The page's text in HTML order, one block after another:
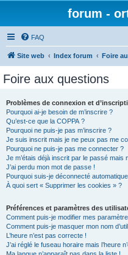
forum -
FAQ
Site web Index forum Foire
Foire aux questions
Problèmes de connexion et
Pourquoi ai-je besoin de m’inscrire ?
Qu’est-ce que la COPPA ?
Pourquoi ne puis-je pas m’inscrire ?
Je suis inscrit mais je ne peux pas me
Pourquoi ne puis-je pas me connecter ?
Je m’étais déjà inscrit par le passé
J’ai perdu mon mot de passe !
Pourquoi suis-je déconnecté
À quoi sert « Supprimer les cookies » ?
Préférences et paramètres des
Comment puis-je modifier mes
Comment puis-je masquer mon nom
L’heure n’est pas correcte !
J’ai réglé le fuseau horaire mais l’heure